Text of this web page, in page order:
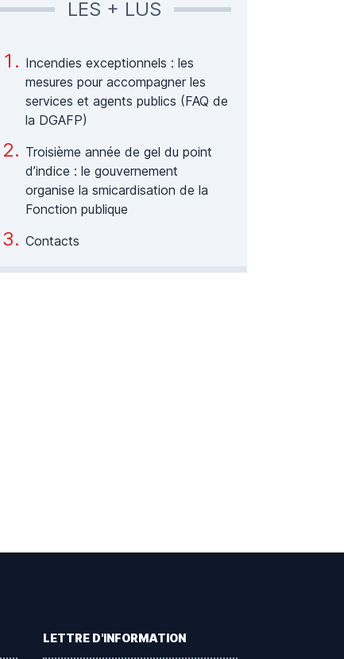
LES + LUS
Incendies exceptionnels : les
mesures pour accompagner les
services et agents publics (FAQ de
la DGAFP)
Troisième année de gel du point
d’indice : le gouvernement
organise la smicardisation de la
Fonction publique
Contacts
LETTRE D'INFORMATION